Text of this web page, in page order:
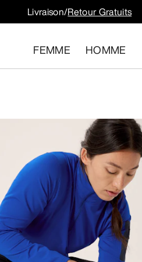
Livraison/Retour Gratuits
FEMME HOMME